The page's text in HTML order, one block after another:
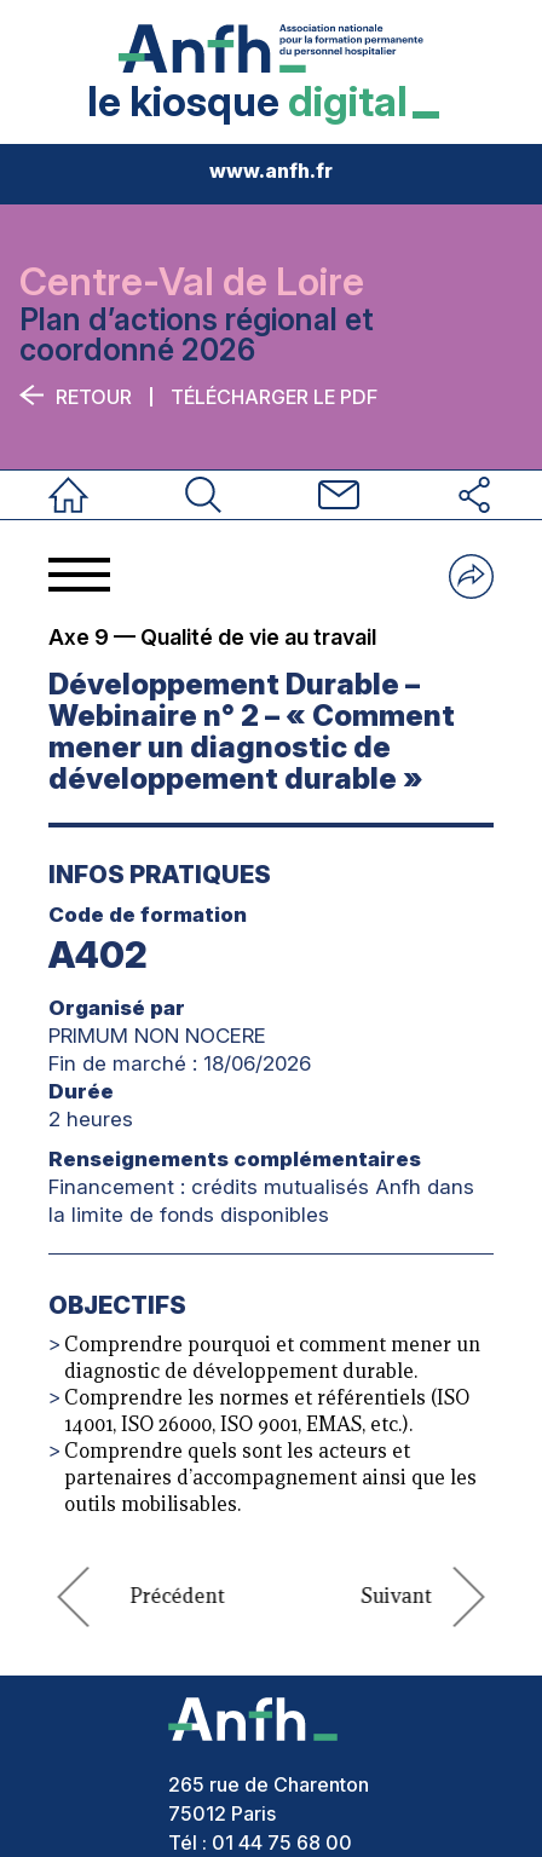
le kiosque digital
www.anfh.fr
Accueil Rechercher Nous contacter Réseaux
Centre-Val de Loire
Plan d’actions régional et
coordonné 2026
RETOUR TÉLÉCHARGER LE PDF
Axe 9 — Qualité de vie au travail
Développement Durable –
Webinaire n° 2 – « Comment
mener un diagnostic de
développement durable »
INFOS PRATIQUES
Code de formation
A402
Organisé par
PRIMUM NON NOCERE
Fin de marché : 18/06/2026
Durée
2 heures
Renseignements complémentaires
Financement : crédits mutualisés Anfh dans
la limite de fonds disponibles
OBJECTIFS
Comprendre pourquoi et comment mener un
diagnostic de développement durable.
Comprendre les normes et référentiels (ISO
14001, ISO 26000, ISO 9001, EMAS, etc.).
Comprendre quels sont les acteurs et
partenaires d’accompagnement ainsi que les
outils mobilisables.
265 rue de Charenton
75012 Paris
Tél : 01 44 75 68 00